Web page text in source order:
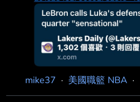
mike37 · 美國職籃 NBA ·